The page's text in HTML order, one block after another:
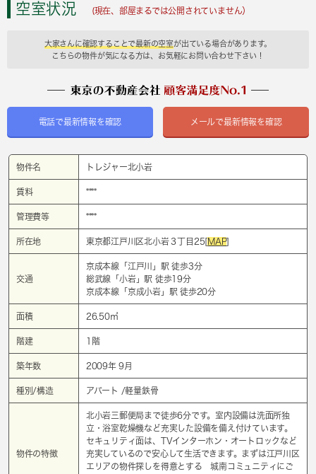
空室状況 (現在、部屋まるでは公開されていません）
大家さんに確認することで最新の空室が出ている場合があります。
こちらの物件が気になる方は、お気軽にお問い合わせ下さい！
電話で最新情報を確認 メールで最新情報を確認
物件名 トレジャー北小岩
賃料 ****
管理費等 ****
所在地 東京都江戸川区北小岩３丁目25[MAP]
交通
京成本線「 江戸川
」駅 徒歩3分
総武線「 小岩」駅 徒歩19分
京成本線「 京成小岩」駅 徒歩20分
面積 26.50㎡
階建 1階
築年数 2009年 9月
種別/構造 アパート /軽量鉄骨
物件の特徴
北小岩三郵便局まで徒歩6分です。室内設備は洗面所独
立・浴室乾燥機など充実した設備を備え付けています。
セキュリティ面は、TVインターホン・オートロックなど
充実しているので安心して生活できます。まずは江戸川区
エリアの物件探しを得意とする 城南コミュニティにご